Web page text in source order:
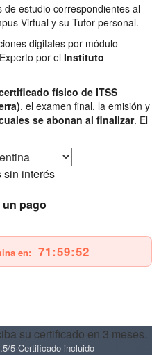
de estudio correspondientes al
Virtual y su Tutor personal.
digitales por módulo
por elInstituto
físico de ITSS
, el examen final, la emisión y
se abonan al finalizar. El
sin interés
un pago
en: 71:59:51
su certificado en 3 meses.
5·Certificado incluido